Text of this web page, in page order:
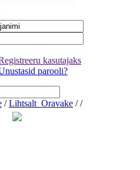
kasutajaks
parooli?
/ Lihtsalt_Oravake / /